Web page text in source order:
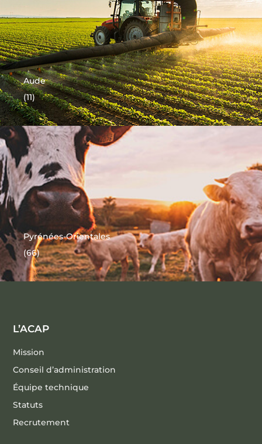
Aude
(11)
Pyrénées-Orientales
(66)
L’ACAP
Mission
Conseil d’administration
Équipe technique
Statuts
Recrutement